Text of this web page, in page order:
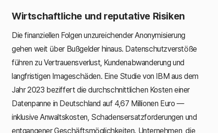
Wirtschaftliche und reputative Risiken
Die finanziellen Folgen unzureichender Anonymisierung
gehen weit über Bußgelder hinaus. Datenschutzverstöße
führen zu Vertrauensverlust, Kundenabwanderung und
langfristigen Imageschäden. Eine Studie von IBM aus dem
Jahr 2023 beziffert die durchschnittlichen Kosten einer
Datenpanne in Deutschland auf 4,67 Millionen Euro —
inklusive Anwaltskosten, Schadensersatzforderungen und
entgangener Geschäftsmöglichkeiten. Unternehmen, die